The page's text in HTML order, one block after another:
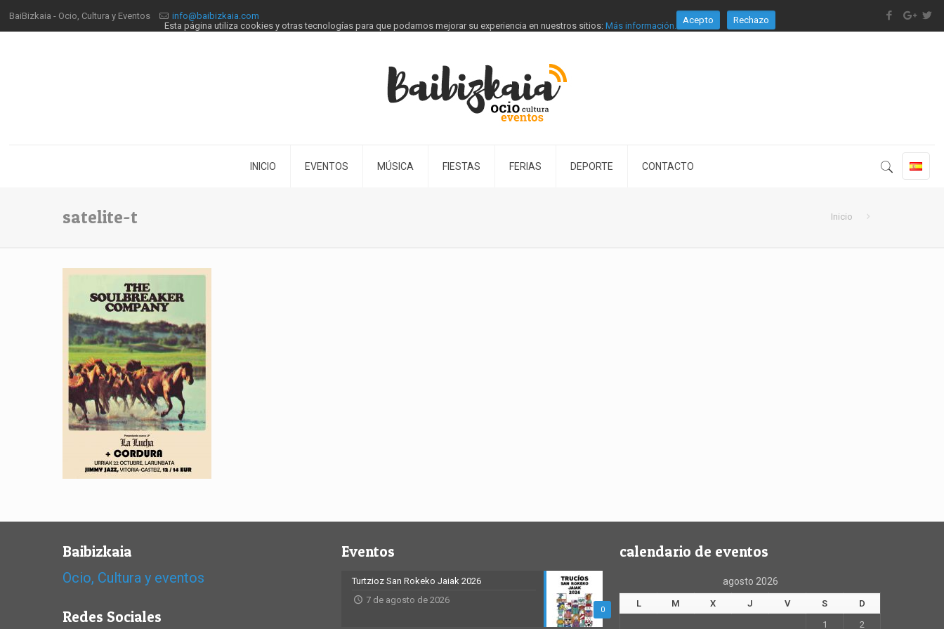
BaiBizkaia - Ocio, Cultura y Eventos info@baibizkaia.com
INICIO EVENTOS MÚSICA FIESTAS FERIAS DEPORTE CONTACTO
satelite-t Inicio
Baibizkaia
Ocio, Cultura y eventos
Redes Sociales
Eventos
0
Turtzioz San Rokeko Jaiak 2026
7 de agosto de 2026
calendario de eventos
agosto 2026
L M X J V S
D
1
2
Esta página utiliza cookies y otras tecnologías para que podamos mejorar su experiencia en nuestros sitios: Más información. Acepto Rechazo